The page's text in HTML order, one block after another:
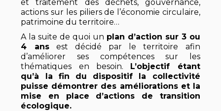
et traitement des déchets, gouvernance,
actions sur les piliers de l’économie circulaire,
patrimoine du territoire…
A la suite de quoi un plan d’action sur 3 ou
4 ansest décidé par le territoire afin
d’améliorer ses compétences sur les
thématiques en besoin. L’objectif étant
qu’à la fin du dispositif la collectivité
puisse démontrer des améliorations et la
mise en place d’actions de transition
écologique.